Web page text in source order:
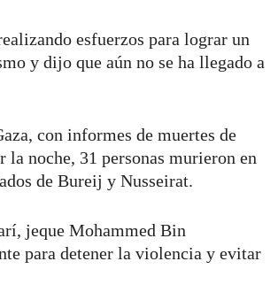
esfuerzos para lograr un
y dijo que aún no se ha llegado a
con informes de muertes de
la noche, 31 personas murieron en
de Bureij y Nusseirat.
jeque Mohammed Bin
para detener la violencia y evitar